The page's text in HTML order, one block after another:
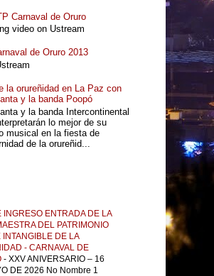
Carnaval de Oruro
video on Ustream
de Oruro 2013
la orureñidad en La Paz con
y la banda Poopó
y la banda Intercontinental
lo mejor de su
musical en la fiesta de
de la orureñid...
INGRESO ENTRADA DE LA
DEL PATRIMONIO
INTANGIBLE DE LA
- CARNAVAL DE
- XXV ANIVERSARIO – 16
DE 2026 No Nombre 1